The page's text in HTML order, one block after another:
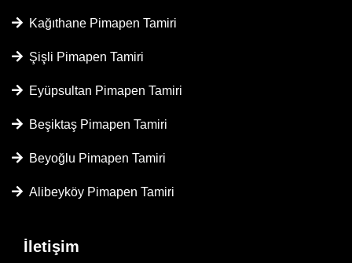
Kağıthane Pimapen Tamiri
Şişli Pimapen Tamiri
Eyüpsultan Pimapen Tamiri
Beşiktaş Pimapen Tamiri
Beyoğlu Pimapen Tamiri
Alibeyköy Pimapen Tamiri
İletişim